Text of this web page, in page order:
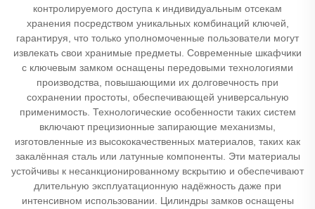
контролируемого доступа к индивидуальным отсекам
хранения посредством уникальных комбинаций ключей,
гарантируя, что только уполномоченные пользователи могут
извлекать свои хранимые предметы. Современные шкафчики
с ключевым замком оснащены передовыми технологиями
производства, повышающими их долговечность при
сохранении простоты, обеспечивающей универсальную
применимость. Технологические особенности таких систем
включают прецизионные запирающие механизмы,
изготовленные из высококачественных материалов, таких как
закалённая сталь или латунные компоненты. Эти материалы
устойчивы к несанкционированному вскрытию и обеспечивают
длительную эксплуатационную надёжность даже при
интенсивном использовании. Цилиндры замков оснащены